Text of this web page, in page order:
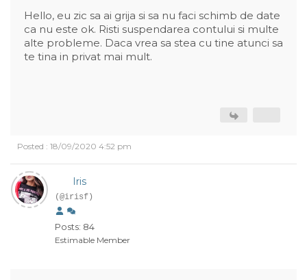
Hello, eu zic sa ai grija si sa nu faci schimb de date
ca nu este ok. Risti suspendarea contului si multe
alte probleme. Daca vrea sa stea cu tine atunci sa
te tina in privat mai mult.
Posted : 18/09/2020 4:52 pm
Iris
(@irisf)
Posts: 84
Estimable Member